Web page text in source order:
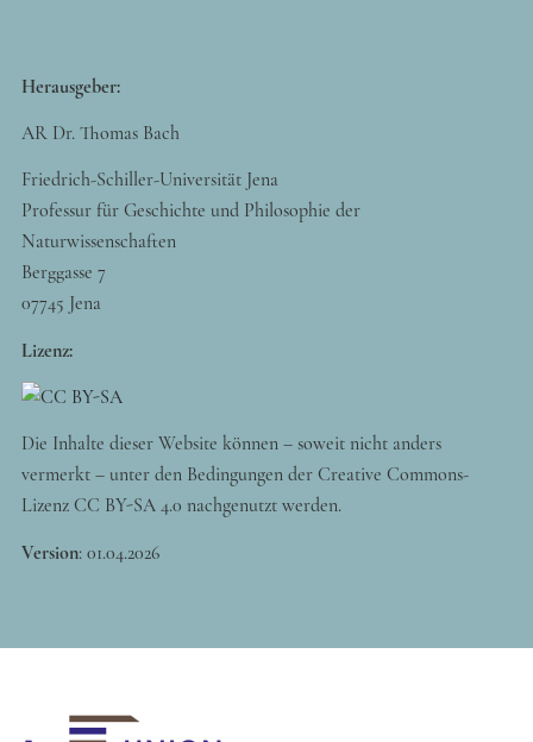
Herausgeber:
AR Dr. Thomas Bach
Friedrich-Schiller-Universität Jena
Professur für Geschichte und Philosophie der
Naturwissenschaften
Berggasse 7
07745 Jena
Lizenz:
Die Inhalte dieser Website können – soweit nicht anders
vermerkt – unter den Bedingungen der Creative Commons-
Lizenz CC BY-SA 4.0 nachgenutzt werden.
Version: 01.04.2026